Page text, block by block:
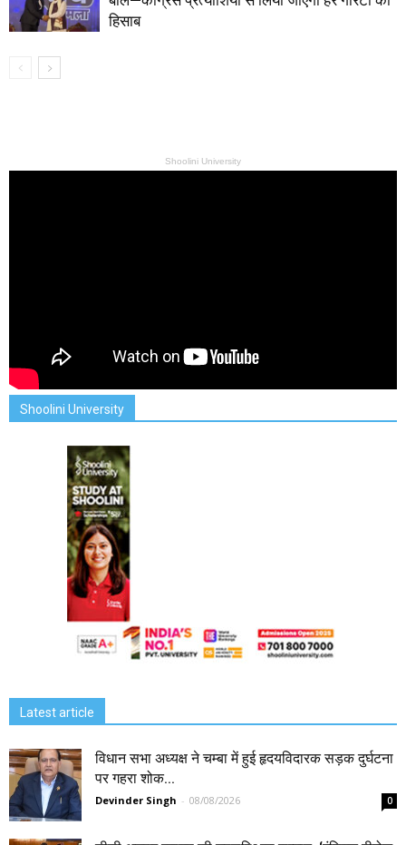
हिसाब
Shoolini University
Shoolini University
Latest article
विधान सभा अध्यक्ष ने चम्बा में हुई हृदयविदारक सड़क दुर्घटना
पर गहरा शोक...
Devinder Singh - 08/08/2026 0